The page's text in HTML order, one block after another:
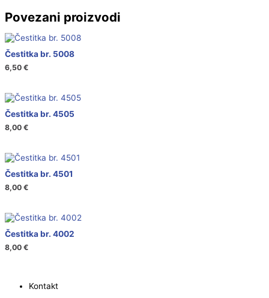
Povezani proizvodi
Čestitka br. 5008
6,50 €
Čestitka br. 4505
8,00 €
Čestitka br. 4501
8,00 €
Čestitka br. 4002
8,00 €
Kontakt